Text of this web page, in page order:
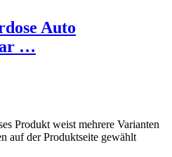
Auto
…
Produkt weist mehrere Varianten
auf der Produktseite gewählt